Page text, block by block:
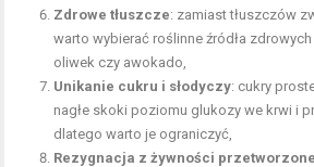
Zdrowe tłuszcze: zamiast tłuszczów
warto wybierać roślinne źródła
oliwek czy awokado,
Unikanie cukru i słodyczy: cukry
nagłe skoki poziomu glukozy we krwi i
dlatego warto je ograniczyć,
Rezygnacja z żywności